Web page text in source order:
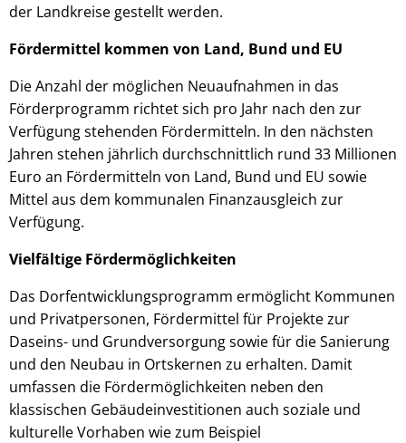
der Landkreise gestellt werden.
Fördermittel kommen von Land, Bund und EU
Die Anzahl der möglichen Neuaufnahmen in das
Förderprogramm richtet sich pro Jahr nach den zur
Verfügung stehenden Fördermitteln. In den nächsten
Jahren stehen jährlich durchschnittlich rund 33 Millionen
Euro an Fördermitteln von Land, Bund und EU sowie
Mittel aus dem kommunalen Finanzausgleich zur
Verfügung.
Vielfältige Fördermöglichkeiten
Das Dorfentwicklungsprogramm ermöglicht Kommunen
und Privatpersonen, Fördermittel für Projekte zur
Daseins- und Grundversorgung sowie für die Sanierung
und den Neubau in Ortskernen zu erhalten. Damit
umfassen die Fördermöglichkeiten neben den
klassischen Gebäudeinvestitionen auch soziale und
kulturelle Vorhaben wie zum Beispiel